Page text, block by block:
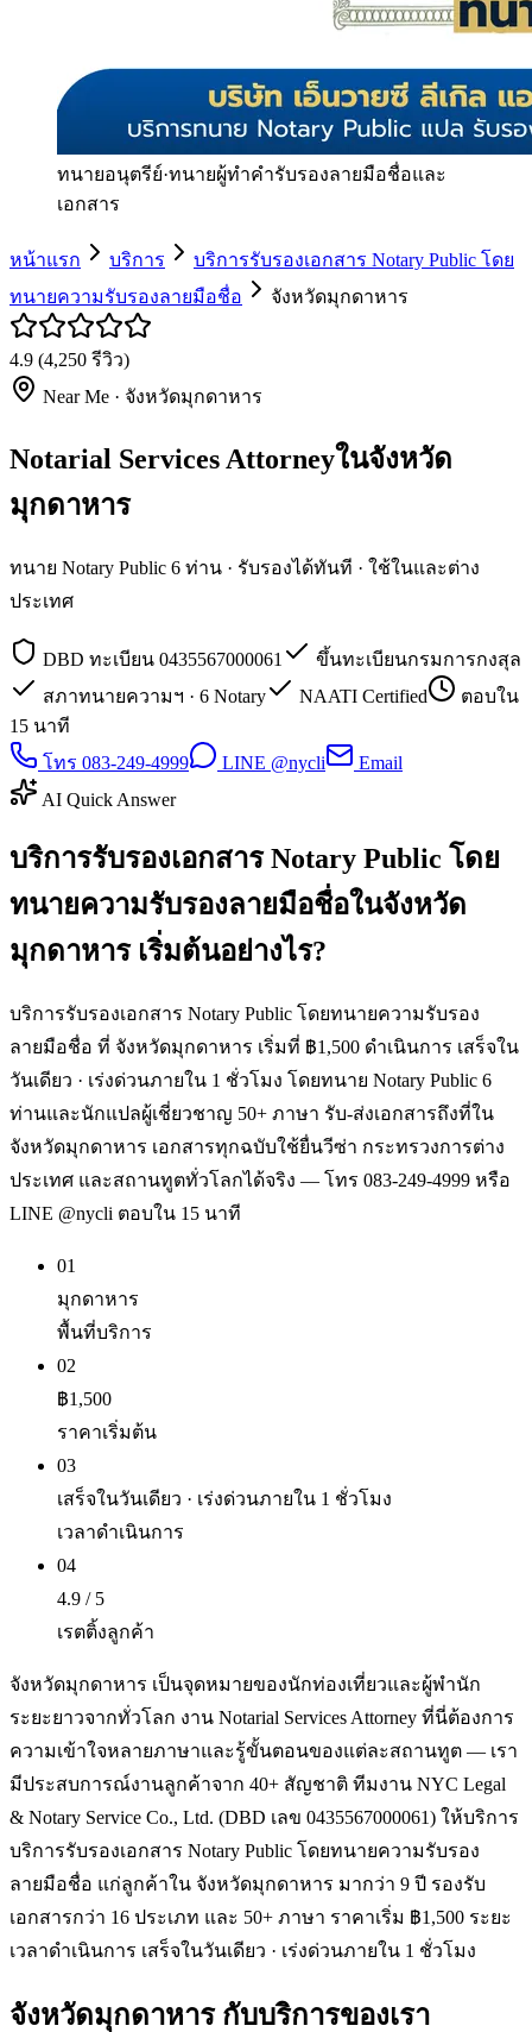
ทนายอนุตรีย์·ทนายผู้ทำคำรับรองลายมือชื่อและ
เอกสาร
หน้าแรก บริการ
บริการรับรองเอกสาร Notary Public โดย
ทนายความรับรองลายมือชื่อ
จังหวัดมุกดาหาร
4.9 (4,250 รีวิว)
Near Me · จังหวัดมุกดาหาร
Notarial Services Attorneyในจังหวัด
มุกดาหาร
ทนาย Notary Public 6 ท่าน · รับรองได้ทันที · ใช้ในและต่าง
ประเทศ
DBD ทะเบียน 0435567000061
ขึ้นทะเบียนกรมการกงสุล
สภาทนายความฯ · 6 Notary
NAATI Certified
ตอบใน
15 นาที
โทร 083-249-4999
LINE @nycli
Email
AI Quick Answer
บริการรับรองเอกสาร Notary Public โดย
ทนายความรับรองลายมือชื่อในจังหวัด
มุกดาหาร เริ่มต้นอย่างไร?
บริการรับรองเอกสาร Notary Public โดยทนายความรับรอง
ลายมือชื่อ ที่ จังหวัดมุกดาหาร เริ่มที่ ฿1,500 ดำเนินการ เสร็จใน
วันเดียว · เร่งด่วนภายใน 1 ชั่วโมง โดยทนาย Notary Public 6
ท่านและนักแปลผู้เชี่ยวชาญ 50+ ภาษา รับ-ส่งเอกสารถึงที่ใน
จังหวัดมุกดาหาร เอกสารทุกฉบับใช้ยื่นวีซ่า กระทรวงการต่าง
ประเทศ และสถานทูตทั่วโลกได้จริง — โทร 083-249-4999 หรือ
LINE @nycli ตอบใน 15 นาที
01
มุกดาหาร
พื้นที่บริการ
02
฿1,500
ราคาเริ่มต้น
03
เสร็จในวันเดียว · เร่งด่วนภายใน 1 ชั่วโมง
เวลาดำเนินการ
04
4.9 / 5
เรตติ้งลูกค้า
จังหวัดมุกดาหาร เป็นจุดหมายของนักท่องเที่ยวและผู้พำนัก
ระยะยาวจากทั่วโลก งาน Notarial Services Attorney ที่นี่ต้องการ
ความเข้าใจหลายภาษาและรู้ขั้นตอนของแต่ละสถานทูต — เรา
มีประสบการณ์งานลูกค้าจาก 40+ สัญชาติ ทีมงาน NYC Legal
& Notary Service Co., Ltd. (DBD เลข 0435567000061) ให้บริการ
บริการรับรองเอกสาร Notary Public โดยทนายความรับรอง
ลายมือชื่อ แก่ลูกค้าใน จังหวัดมุกดาหาร มากว่า 9 ปี รองรับ
เอกสารกว่า 16 ประเภท และ 50+ ภาษา ราคาเริ่ม ฿1,500 ระยะ
เวลาดำเนินการ เสร็จในวันเดียว · เร่งด่วนภายใน 1 ชั่วโมง
จังหวัดมุกดาหารกับบริการของเรา